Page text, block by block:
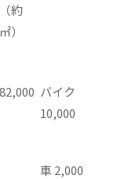
（約
㎡）
82,000 バイク
10,000
車 2,000